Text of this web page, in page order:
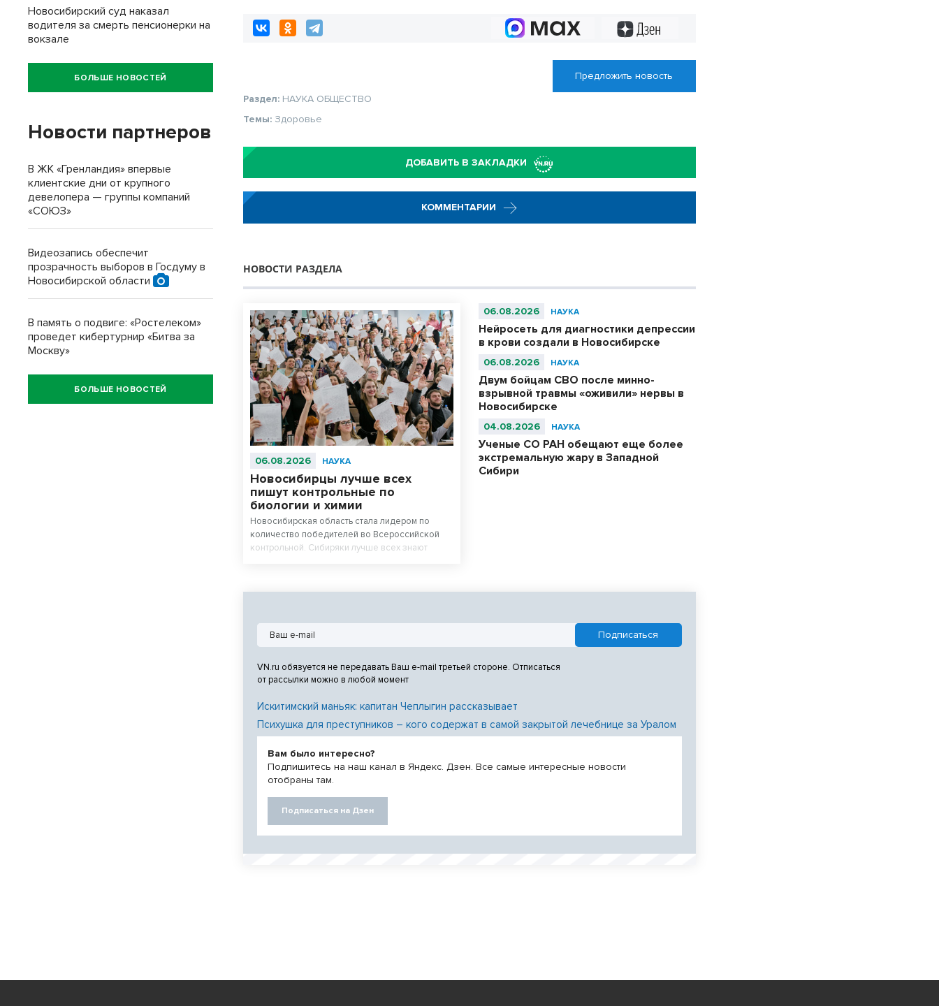
Предложить новость
Раздел: НАУКА ОБЩЕСТВО
Темы: Здоровье
ДОБАВИТЬ В ЗАКЛАДКИ
КОММЕНТАРИИ
НОВОСТИ РАЗДЕЛА
06.08.2026 НАУКА
Новосибирцы лучше всех
пишут контрольные по
биологии и химии
Новосибирская область стала лидером по
количество победителей во Всероссийской
контрольной. Сибиряки лучше всех знают
06.08.2026 НАУКА
Нейросеть для диагностики депрессии
в крови создали в Новосибирске
06.08.2026 НАУКА
Двум бойцам СВО после минно-
взрывной травмы «оживили» нервы в
Новосибирске
04.08.2026 НАУКА
Ученые СО РАН обещают еще более
экстремальную жару в Западной
Сибири
VN.ru обязуется не передавать Ваш e-mail третьей стороне. Отписаться
от рассылки можно в любой момент
Искитимский маньяк: капитан Чеплыгин рассказывает
Психушка для преступников – кого содержат в самой закрытой лечебнице за Уралом
Вам было интересно?
Подпишитесь на наш канал в Яндекс. Дзен. Все самые интересные новости
отобраны там.
Подписаться на Дзен
Новосибирский суд наказал
водителя за смерть пенсионерки на
вокзале
БОЛЬШЕ НОВОСТЕЙ
Новости партнеров
В ЖК «Гренландия» впервые
клиентские дни от крупного
девелопера — группы компаний
«СОЮЗ»
Видеозапись обеспечит
прозрачность выборов в Госдуму в
Новосибирской области
В память о подвиге: «Ростелеком»
проведет кибертурнир «Битва за
Москву»
БОЛЬШЕ НОВОСТЕЙ